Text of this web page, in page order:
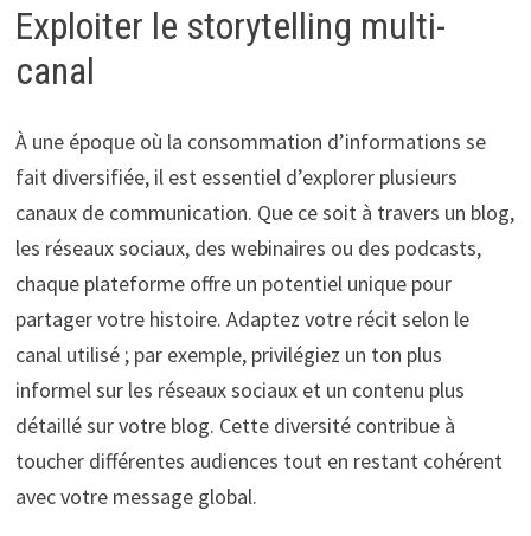
Exploiter le storytelling multi-
canal
À une époque où la consommation d’informations se
fait diversifiée, il est essentiel d’explorer plusieurs
canaux de communication. Que ce soit à travers un blog,
les réseaux sociaux, des webinaires ou des podcasts,
chaque plateforme offre un potentiel unique pour
partager votre histoire. Adaptez votre récit selon le
canal utilisé ; par exemple, privilégiez un ton plus
informel sur les réseaux sociaux et un contenu plus
détaillé sur votre blog. Cette diversité contribue à
toucher différentes audiences tout en restant cohérent
avec votre message global.